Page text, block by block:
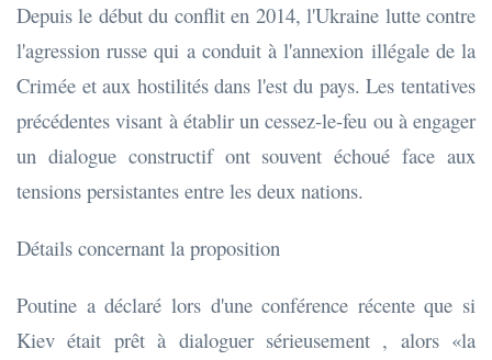
Depuis le début du conflit en 2014, l'Ukraine lutte contre
l'agression russe qui a conduit à l'annexion illégale de la
Crimée et aux hostilités dans l'est du pays. Les tentatives
précédentes visant à établir un cessez-le-feu ou à engager
un dialogue constructif ont souvent échoué face aux
tensions persistantes entre les deux nations.
Détails concernant la proposition
Poutine a déclaré lors d'une conférence récente que si
Kiev était prêt à dialoguer sérieusement , alors «la